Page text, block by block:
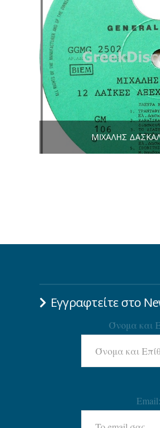
ΜΙΧΆΛΗΣ
Εγγραφτείτε στο
Όνομα και
Email: